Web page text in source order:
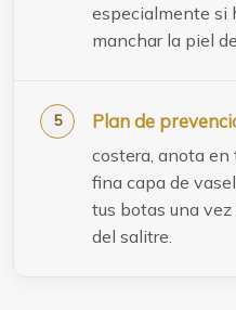
especialmente si
manchar la piel
Plan de
costera, anota en
fina capa de
tus botas una
del salitre.